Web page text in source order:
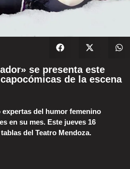
se presenta este
de la escena
expertas del humor femenino
en su mes. Este jueves 16
del Teatro Mendoza.